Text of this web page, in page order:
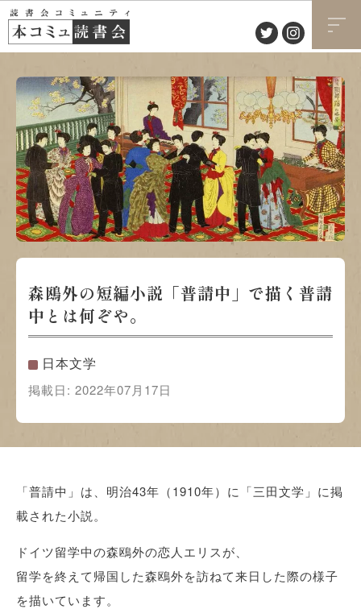
森鴎外の短編小説「普請中」で描く普請
中とは何ぞや。
日本文学
掲載日: 2022年07月17日
「普請中」は、明治43年（1910年）に「三田文学」に掲
載された小説。
ドイツ留学中の森鴎外の恋人エリスが、
留学を終えて帰国した森鴎外を訪ねて来日した際の様子
を描いています。